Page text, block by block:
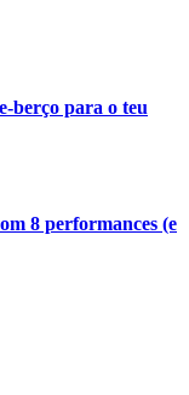
berço para o teu
8 performances (e